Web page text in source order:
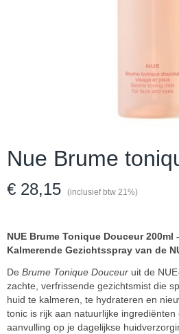
Nue Brume
€ 28,15 (inclusief btw 21%)
NUE Brume Tonique Douceur 200ml
Kalmerende Gezichtsspray van de
De Brume Tonique Douceur uit de
zachte, verfrissende gezichtsmist die
huid te kalmeren, te hydrateren en
tonic is rijk aan natuurlijke
aanvulling op je dagelijkse